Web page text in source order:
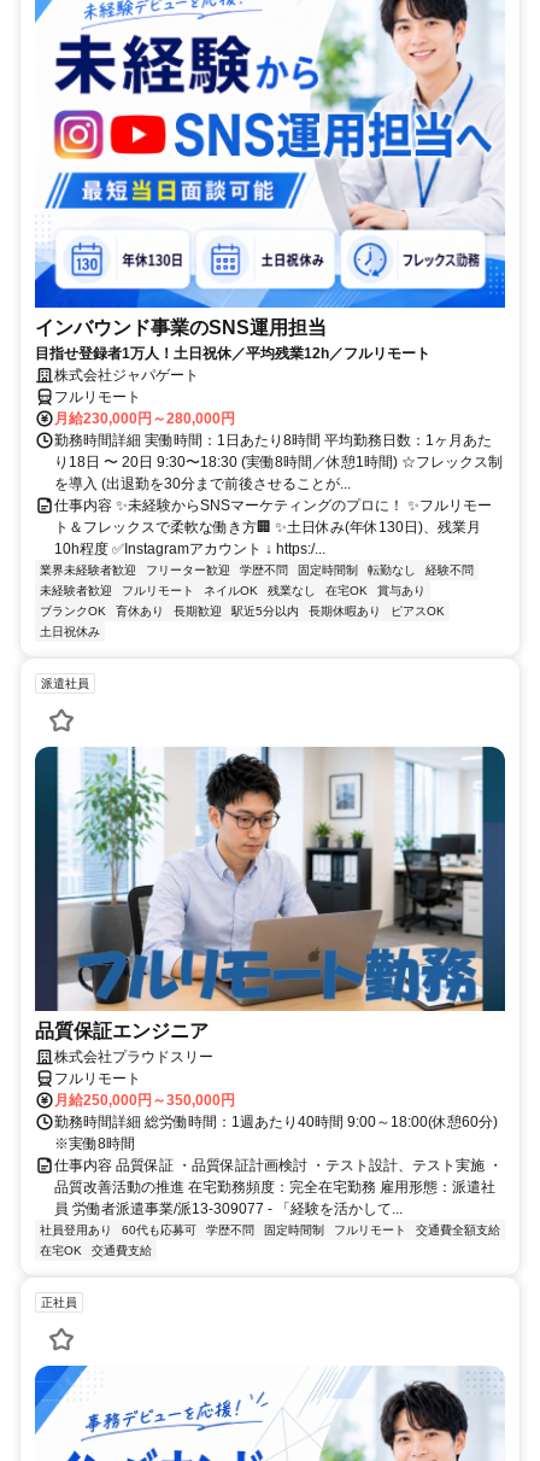
インバウンド事業のSNS運用担当
目指せ登録者1万人！土日祝休／平均残業12h／フルリモート
株式会社ジャパゲート
フルリモート
月給230,000円～280,000円
勤務時間詳細 実働時間：1日あたり8時間 平均勤務日数：1ヶ月あた
り18日 〜 20日 9:30〜18:30 (実働8時間／休憩1時間) ☆フレックス制
を導入 (出退勤を30分まで前後させることが...
仕事内容 ✨未経験からSNSマーケティングのプロに！ ✨フルリモー
ト＆フレックスで柔軟な働き方🏢 ✨土日休み(年休130日)、残業月
10h程度 ✅Instagramアカウント ↓ https:/...
業界未経験者歓迎 フリーター歓迎 学歴不問 固定時間制 転勤なし
経験不問
未経験者歓迎
フルリモート ネイルOK 残業なし 在宅OK
賞与あり
ブランクOK
育休あり 長期歓迎 駅近5分以内 長期休暇あり
ピアスOK
土日祝休み
派遣社員
品質保証エンジニア
株式会社プラウドスリー
フルリモート
月給250,000円～350,000円
勤務時間詳細 総労働時間：1週あたり40時間 9:00～18:00(休憩60分)
※実働8時間
仕事内容 品質保証 ・品質保証計画検討 ・テスト設計、テスト実施 ・
品質改善活動の推進 在宅勤務頻度：完全在宅勤務 雇用形態：派遣社
員 労働者派遣事業/派13-309077 - 「経験を活かして...
社員登用あり 60代も応募可 学歴不問 固定時間制 フルリモート
交通費全額支給
在宅OK
交通費支給
正社員